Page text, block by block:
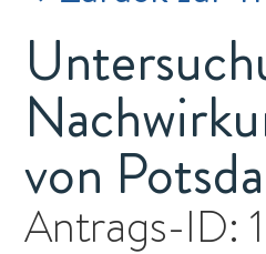
von
Antrags-ID: